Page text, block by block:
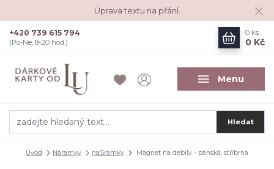
Úprava textu na přání.
Menu
Hledat
+420 739 615 794
(Po-Ne, 8-20 hod.)
0 ks
0 Kč
Úvod Náramky naSramky Magnet na debily - pánská, stříbrná